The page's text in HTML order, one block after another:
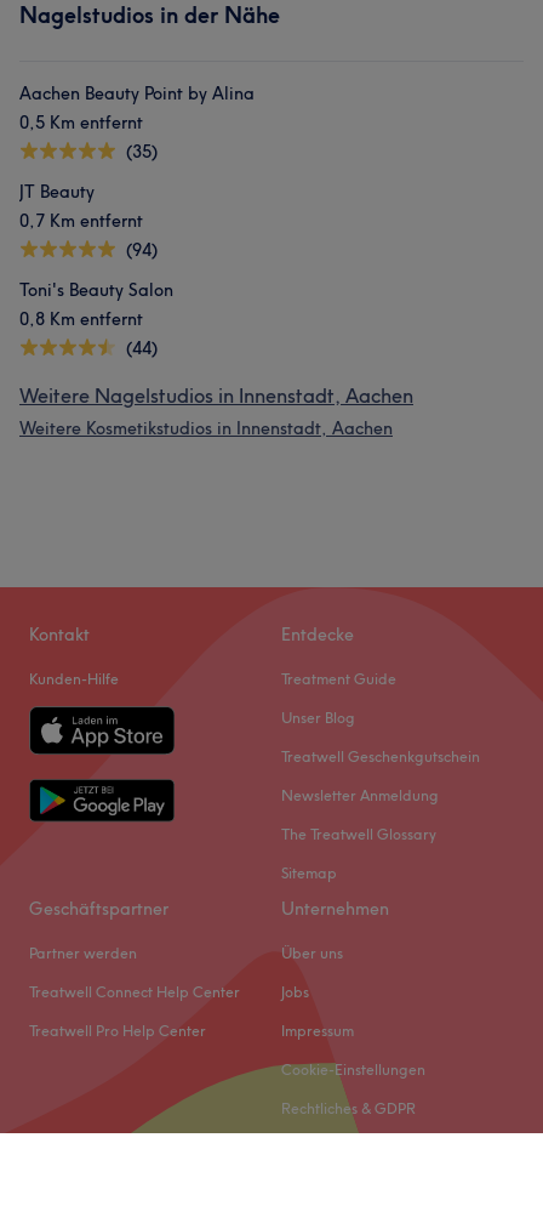
Nagelstudios in der Nähe
Aachen Beauty Point by Alina
0,5 Km entfernt
(35)
JT Beauty
0,7 Km entfernt
(94)
Toni's Beauty Salon
0,8 Km entfernt
(44)
Weitere Nagelstudios in Innenstadt, Aachen
Weitere Kosmetikstudios in Innenstadt, Aachen
Kontakt
Kunden-Hilfe
Entdecke
Treatment Guide
Unser Blog
Treatwell Geschenkgutschein
Newsletter Anmeldung
The Treatwell Glossary
Sitemap
Geschäftspartner
Partner werden
Treatwell Connect Help Center
Treatwell Pro Help Center
Unternehmen
Über uns
Jobs
Impressum
Cookie-Einstellungen
Rechtliches & GDPR